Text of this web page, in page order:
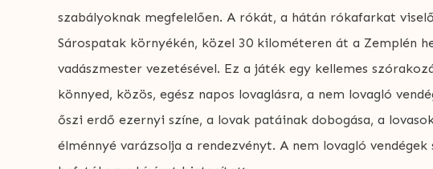
szabályoknak megfelelően. A rókát, a hátán rókafarkat
Sárospatak környékén, közel 30 kilométeren át a Zemplén
vadászmester vezetésével. Ez a játék egy kellemes
könnyed, közös, egész napos lovaglásra, a nem lovagló
őszi erdő ezernyi színe, a lovak patáinak dobogása, a
élménnyé varázsolja a rendezvényt. A nem lovagló